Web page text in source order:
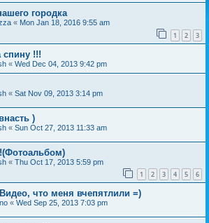
городка
« Mon Jan 18, 2016 9:55 am
1 2 3
спину !!!
« Wed Dec 04, 2013 9:42 pm
« Sat Nov 09, 2013 3:14 pm
)
« Sun Oct 27, 2013 11:33 am
« Thu Oct 17, 2013 5:59 pm
1 2 3 4 5 6
что меня вчепятлили =)
« Wed Sep 25, 2013 7:03 pm